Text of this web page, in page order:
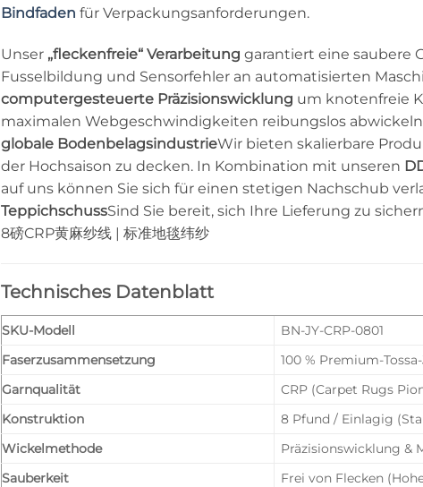
Bindfaden für Verpackungsanforderungen.
Unser „fleckenfreie“ Verarbeitung garantiert eine saubere
Fusselbildung und Sensorfehler an automatisierten
computergesteuerte Präzisionswicklung um knotenfreie
maximalen Webgeschwindigkeiten reibungslos
globale BodenbelagsindustrieWir bieten skalierbare
der Hochsaison zu decken. In Kombination mit unseren
auf uns können Sie sich für einen stetigen Nachschub
TeppichschussSind Sie bereit, sich Ihre Lieferung zu
8磅CRP黄麻纱线 | 标准地毯纬纱
Technisches Datenblatt
SKU-Modell
BN-JY-CRP-0801
Faserzusammensetzung
100 % Premium-
Garnqualität
CRP (Carpet Rugs
Konstruktion
8 Pfund / Einlagig
Wickelmethode
Präzisionswicklung &
Sauberkeit
Frei von Flecken